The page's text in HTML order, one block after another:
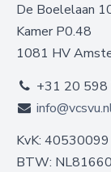
De Boelelaan
Kamer P0.48
1081 HV
+31 20 598
KvK: 40530099
BTW: